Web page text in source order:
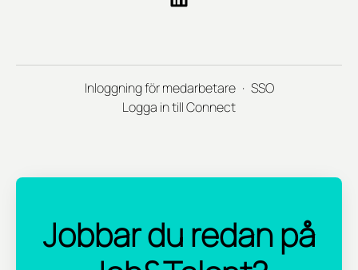
Inloggning för medarbetare · SSO
Logga in till Connect
Jobbar du redan på